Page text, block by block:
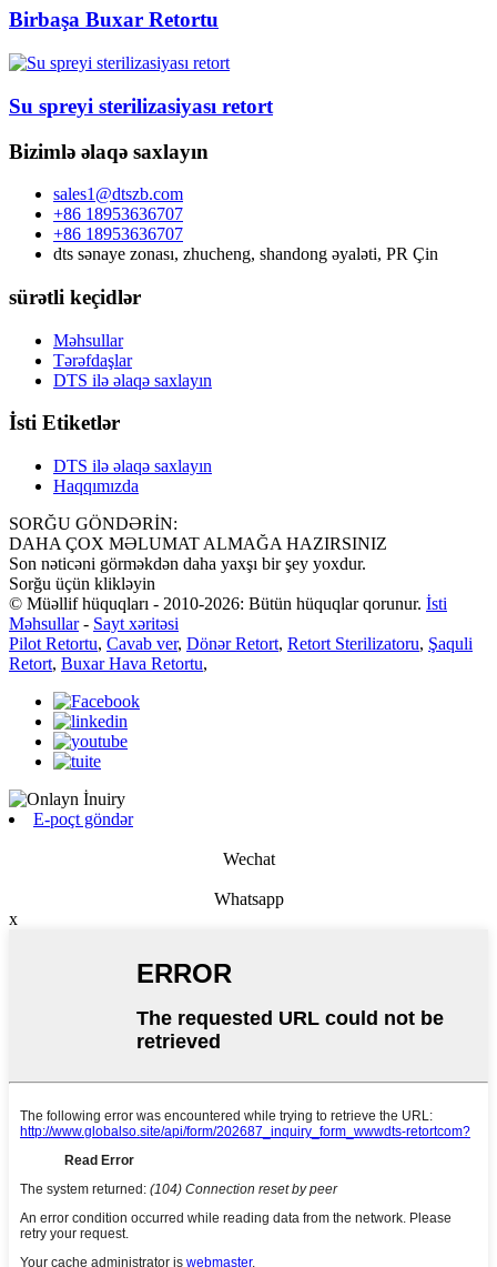
Birbaşa Buxar Retortu
Su spreyi sterilizasiyası retort
Bizimlə əlaqə saxlayın
sales1@dtszb.com
+86 18953636707
+86 18953636707
dts sənaye zonası, zhucheng, shandong əyaləti, PR Çin
sürətli keçidlər
Məhsullar
Tərəfdaşlar
DTS ilə əlaqə saxlayın
İsti Etiketlər
DTS ilə əlaqə saxlayın
Haqqımızda
SORĞU GÖNDƏRİN:
DAHA ÇOX MƏLUMAT ALMAĞA HAZIRSINIZ
Son nəticəni görməkdən daha yaxşı bir şey yoxdur.
Sorğu üçün klikləyin
© Müəllif hüquqları - 2010-2026: Bütün hüquqlar qorunur. İsti
Məhsullar- Sayt xəritəsi
Pilot Retortu, Cavab ver, Dönər Retort, Retort Sterilizatoru, Şaquli
Retort, Buxar Hava Retortu,
E-poçt göndər
Wechat
Whatsapp
x